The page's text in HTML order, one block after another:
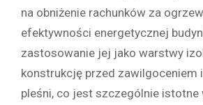
na obniżenie rachunków za
efektywności energetycznej
zastosowanie jej jako warstwy
konstrukcję przed zawilgoceniem
pleśni, co jest szczególnie istotne